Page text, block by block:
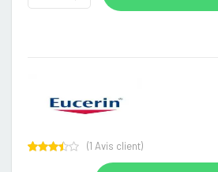
(1 Avis client)